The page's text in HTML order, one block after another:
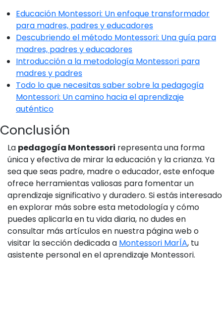
Educación Montessori: Un enfoque transformador
para madres, padres y educadores
Descubriendo el método Montessori: Una guía para
madres, padres y educadores
Introducción a la metodología Montessori para
madres y padres
Todo lo que necesitas saber sobre la pedagogía
Montessori: Un camino hacia el aprendizaje
auténtico
Conclusión
La pedagogía Montessori representa una forma
única y efectiva de mirar la educación y la crianza. Ya
sea que seas padre, madre o educador, este enfoque
ofrece herramientas valiosas para fomentar un
aprendizaje significativo y duradero. Si estás interesado
en explorar más sobre esta metodología y cómo
puedes aplicarla en tu vida diaria, no dudes en
consultar más artículos en nuestra página web o
visitar la sección dedicada a Montessori MarÍA, tu
asistente personal en el aprendizaje Montessori.